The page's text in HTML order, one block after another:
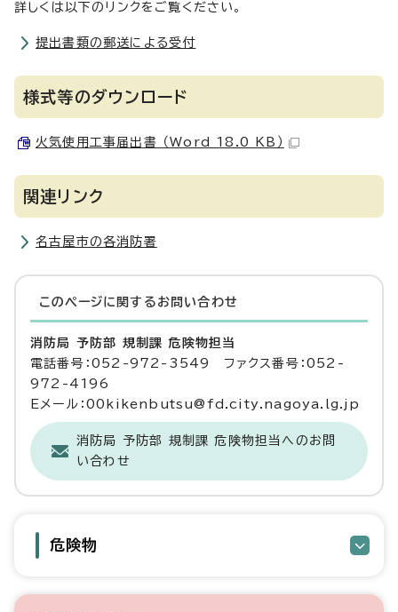
詳しくは以下のリンクをご覧ください。
提出書類の郵送による受付
様式等のダウンロード
火気使用工事届出書 （Word 18.0 KB）
関連リンク
名古屋市の各消防署
このページに関する お問い合わせ
消防局 予防部 規制課 危険物担当
電話番号：052-972-3549 ファクス番号：052-
972-4196
Eメール：00kikenbutsu@fd.city.nagoya.lg.jp
消防局 予防部 規制課 危険物担当へのお問
い合わせ
危険物